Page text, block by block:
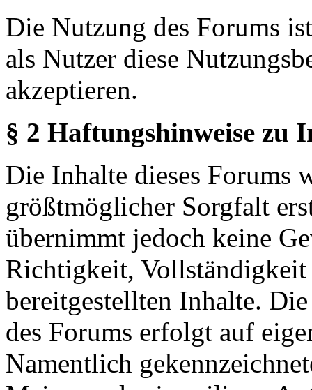
Die Nutzung des Forums
als Nutzer diese
akzeptieren.
§ 2 Haftungshinweise zu
Die Inhalte dieses Forums
größtmöglicher Sorgfalt
übernimmt jedoch keine
Richtigkeit,
bereitgestellten Inhalte.
des Forums erfolgt auf
Namentlich